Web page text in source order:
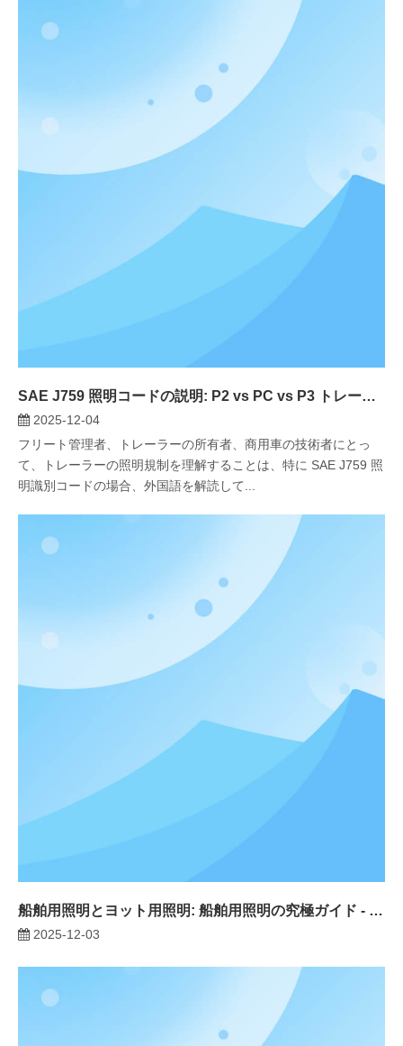
SAE J759 照明コードの説明: P2 vs PC vs P3 トレーラー ライト & FMVSS-108 準拠
2025-12-04
フリート管理者、トレーラーの所有者、商用車の技術者にとっ
て、トレーラーの照明規制を理解することは、特に SAE J759 照
明識別コードの場合、外国語を解読して...
船舶用照明とヨット用照明: 船舶用照明の究極ガイド - 種類、シナリオ、安全規則、購入のヒント
2025-12-03